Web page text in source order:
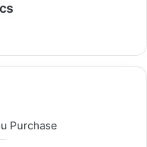
Purchase